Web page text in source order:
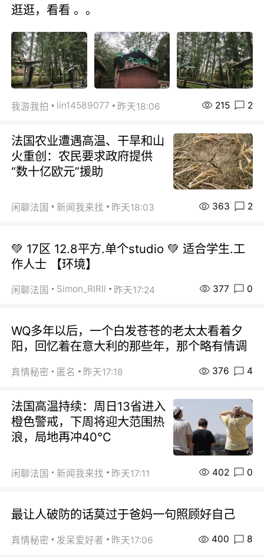
逛逛，看看 。。
我游我拍 lin14589077 昨天18:06 215 2
法国农业遭遇高温、干旱和山
火重创：农民要求政府提供
“数十亿欧元”援助
闲聊法国 新闻我来找 昨天18:03 363 2
💚 17区 12.8平方.单个studio 💚 适合学生.工
作人士 【环境】
闲聊法国 Simon_RIRIl 昨天17:24 377 0
WQ多年以后，一个白发苍苍的老太太看着夕
阳，回忆着在意大利的那些年，那个略有情调
真情秘密 匿名 昨天17:18 376 4
法国高温持续：周日13省进入
橙色警戒，下周将迎大范围热
浪，局地再冲40℃
闲聊法国 新闻我来找 昨天17:11 402 0
最让人破防的话莫过于爸妈一句照顾好自己
真情秘密 发呆爱好者 昨天17:06 400 8